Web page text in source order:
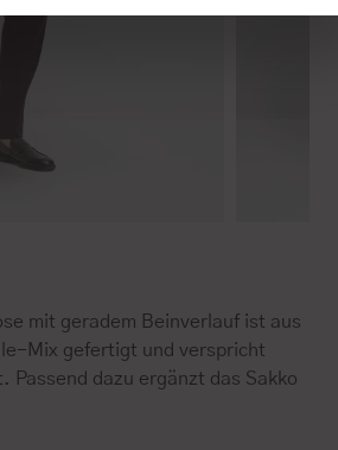
mit geradem Beinverlauf ist aus
Mix gefertigt und verspricht
Passend dazu ergänzt das Sakko